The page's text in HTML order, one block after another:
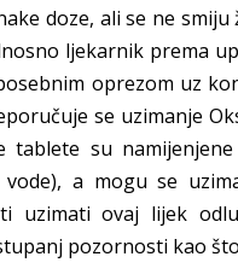
doze, ali se ne
ljekarnik prema
oprezom uz
se uzimanje
tablete su
a mogu se
uzimati ovaj lijek
pozornosti kao